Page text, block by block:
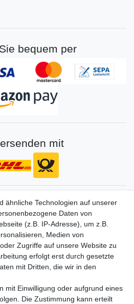
bequem per
mit
sie auf dem Laufenden
NACHNAME
Daten­schutz­erklärunggelesen habe. Meine
ähnliche Technologien auf unserer
Daten von
(z.B. IP-Adresse), um z.B.
Medien von
Zugriffe auf unsere Website zu
erfolgt erst durch gesetzte
mit Dritten, die wir in den
mit Einwilligung oder aufgrund eines
Die Zustimmung kann erteilt